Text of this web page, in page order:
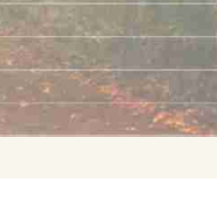
Chinês
Nepalês
Árabe
Ucraniano
Croata
Turco